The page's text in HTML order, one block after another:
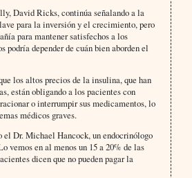
David Ricks, continúa señalando a la
para la inversión y el crecimiento, pero
para mantener satisfechos a los
podría depender de cuán bien aborden el
los altos precios de la insulina, que han
están obligando a los pacientes con
o interrumpir sus medicamentos, lo
médicos graves.
Dr. Michael Hancock, un endocrinólogo
vemos en al menos un 15 a 20% de las
dicen que no pueden pagar la